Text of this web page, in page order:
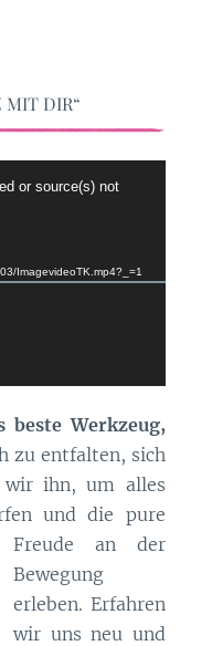
MIT DIR“
or source(s) not
ImagevideoTK.mp4?_=1
beste Werkzeug,
zu entfalten, sich
wir ihn, um alles
und die pure
Freude an der
Bewegung
erleben. Erfahren
wir uns neu und